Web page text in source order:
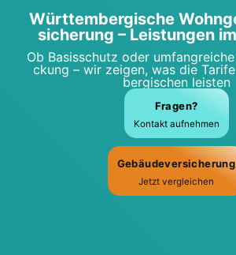
Würt­tem­ber­gi­sche
si­che­rung – Leis­tun­gen
Ob Basis­schutz oder
ckung – wir zei­gen, was die
ber­gi­schen leis­ten
Fra­gen?
Kon­takt auf­neh­men
Gebäu­de­ver­si­che­rung
Jetzt ver­glei­chen